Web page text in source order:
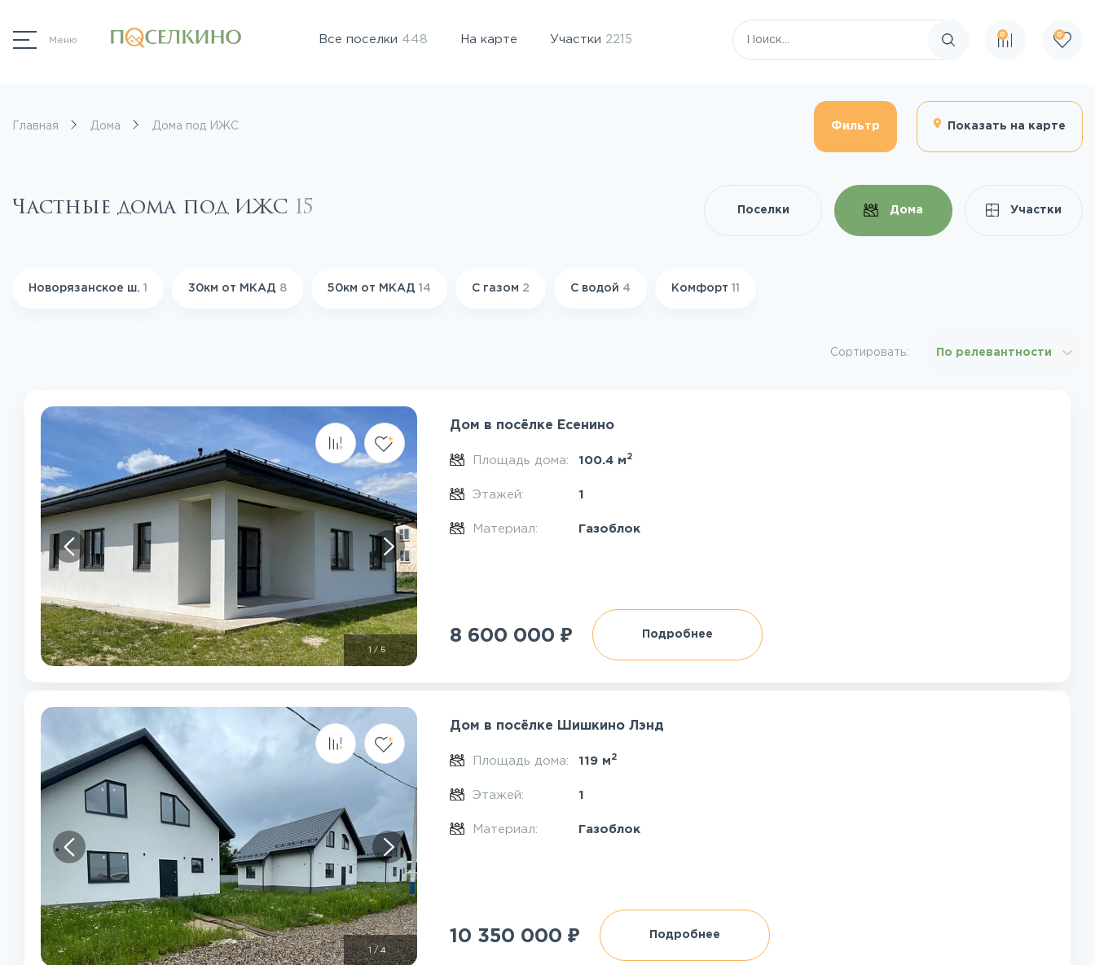
Меню Все поселки 448 На карте Участки 2215
Поиск по сайту
0 0
Главная Дома Дома под ИЖС Фильтр Показать на карте
Частные дома под ИЖС 15 Поселки Дома Участки
Новорязанское ш. 1 30км от МКАД 8 50км от МКАД 14 С газом 2 С водой 4 Комфорт 11
Сортировать: По релевантности
1 /5
Дом в посёлке Есенино
Площадь дома: 100.4 м 2
Этажей: 1
Материал: Газоблок
8 600 000 ₽ Подробнее
1 /4
Дом в посёлке Шишкино Лэнд
Площадь дома: 119 м 2
Этажей: 1
Материал: Газоблок
10 350 000 ₽ Подробнее